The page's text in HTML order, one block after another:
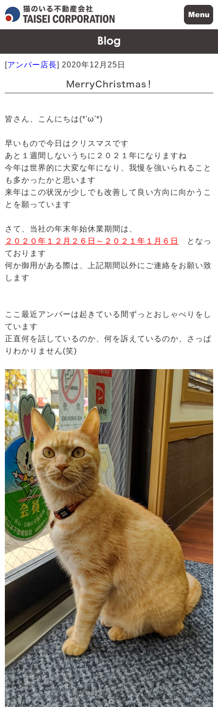
[アンバー店長] 2020年12月25日
MerryChristmas！
皆さん、こんにちは(*'ω'*)
早いもので今日はクリスマスです
あと１週間しないうちに２０２１年になりますね
今年は世界的に大変な年になり、我慢を強いられること
も多かったかと思います
来年はこの状況が少しでも改善して良い方向に向かうこ
とを願っています
さて、当社の年末年始休業期間は、
２０２０年１２月２６日～２０２１年１月６日
となっ
ております
何か御用がある際は、上記期間以外にご連絡をお願い致
します
ここ最近アンバーは起きている間ずっとおしゃべりをし
ています
正直何を話しているのか、何を訴えているのか、さっぱ
りわかりません(笑)